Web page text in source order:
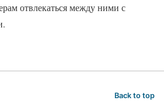
отвлекаться между ними с
Back to top